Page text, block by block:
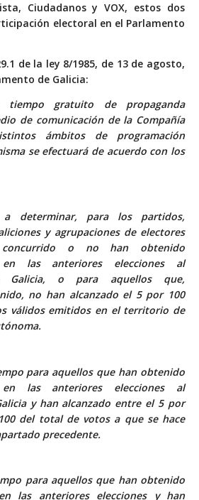
Ciudadanos y VOX, estos dos
electoral en el Parlamento
de la ley 8/1985, de 13 de agosto,
de Galicia:
gratuito de propaganda
de comunicación de la Compañía
ámbitos de programación
se efectuará de acuerdo con los
determinar, para los partidos,
y agrupaciones de electores
o no han obtenido
en las anteriores elecciones al
Galicia, o para aquellos que,
no han alcanzado el 5 por 100
válidos emitidos en el territorio de
para aquellos que han obtenido
en las anteriores elecciones al
y han alcanzado entre el 5 por
del total de votos a que se hace
precedente.
para aquellos que han obtenido
las anteriores elecciones y han